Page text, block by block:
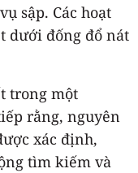
sập. Các hoạt
dưới đống đổ nát
trong một
rằng, nguyên
xác định,
tìm kiếm và